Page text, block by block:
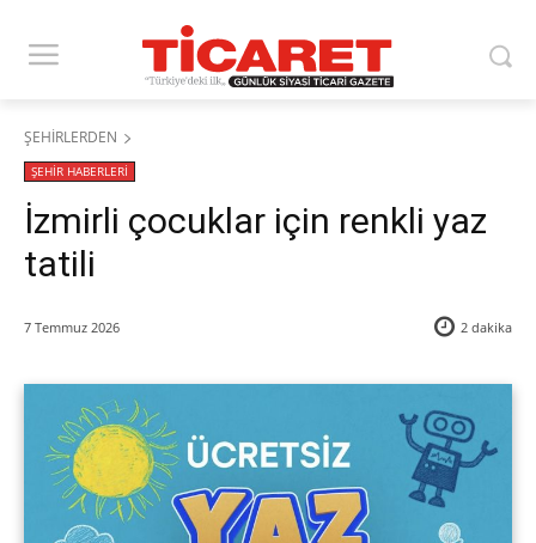
ŞEHİRLERDEN
ŞEHİR HABERLERİ
İzmirli çocuklar için renkli yaz
tatili
7 Temmuz 2026 2 dakika